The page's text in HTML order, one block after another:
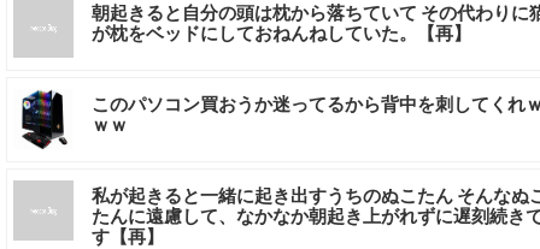
朝起きると自分の頭は枕から落ちていて その代わりに
が枕をベッドにしておねんねしていた。【再】
このパソコン買おうか迷ってるから背中を刺してくれ
ｗｗ
私が起きると一緒に起き出すうちのぬこたん そんなぬ
たんに遠慮して、なかなか朝起き上がれずに遅刻続き
す【再】